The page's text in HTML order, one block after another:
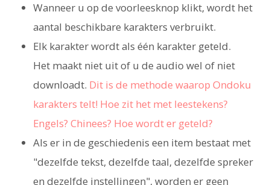
Wanneer u op de voorleesknop klikt, wordt het
aantal beschikbare karakters verbruikt.
Elk karakter wordt als één karakter geteld.
Het maakt niet uit of u de audio wel of niet
downloadt. Dit is de methode waarop Ondoku
karakters telt! Hoe zit het met leestekens?
Engels? Chinees? Hoe wordt er geteld?
Als er in de geschiedenis een item bestaat met
"dezelfde tekst, dezelfde taal, dezelfde spreker
en dezelfde instellingen", worden er geen